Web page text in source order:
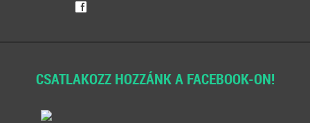
f
CSATLAKOZZ HOZZÁNK A FACEBOOK-ON!